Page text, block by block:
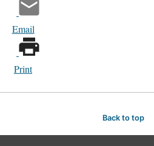
Email
Print
Back to top